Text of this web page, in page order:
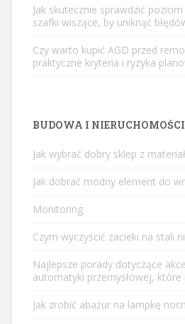
Jak skutecznie sprawdzić
szafki wiszące, by uniknąć
Czy warto kupić AGD przed
praktyczne kryteria i ryzyka
BUDOWA I NIERUCHOMOŚCI
Jak wybrać dobry sklep z
Jak dobrać modny element do
Monitoring
Czym wyczyścić zacieki na stali
Najlepsze porady dotyczące
automatyki przemysłowej, które
Jak zrobić abażur na lampkę